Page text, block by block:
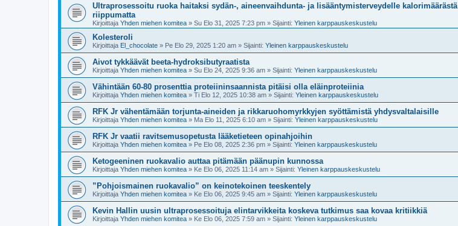
Ultraprosessoitu ruoka haitaksi sydän-, aineenvaihdunta- ja lisääntymisterveydelle kalorimäärästä
riippumatta
Kirjoittaja Yhden miehen komitea » Su Elo 31, 2025 7:23 pm » Sijainti: Yleinen karppauskeskustelu
Kolesteroli
Kirjoittaja El_chocolate » Pe Elo 29, 2025 1:20 am » Sijainti: Yleinen karppauskeskustelu
Aivot tykkäävät beeta-hydroksibutyraatista
Kirjoittaja Yhden miehen komitea » Su Elo 24, 2025 9:36 am » Sijainti: Yleinen karppauskeskustelu
Vähintään 60-80 prosenttia proteiininsaannista pitäisi olla eläinproteiinia
Kirjoittaja Yhden miehen komitea » Ti Elo 12, 2025 10:38 am » Sijainti: Yleinen karppauskeskustelu
RFK Jr vähentämään torjunta-aineiden ja rikkaruohomyrkkyjen syöttämistä yhdysvaltalaisille
Kirjoittaja Yhden miehen komitea » Ma Elo 11, 2025 6:10 am » Sijainti: Yleinen karppauskeskustelu
RFK Jr vaatii ravitsemusopetusta lääketieteen opinahjoihin
Kirjoittaja Yhden miehen komitea » Pe Elo 08, 2025 2:36 pm » Sijainti: Yleinen karppauskeskustelu
Ketogeeninen ruokavalio auttaa pitämään päänupin kunnossa
Kirjoittaja Yhden miehen komitea » Ke Elo 06, 2025 11:14 am » Sijainti: Yleinen karppauskeskustelu
”Pohjoismainen ruokavalio” on keinotekoinen teeskentely
Kirjoittaja Yhden miehen komitea » Ke Elo 06, 2025 9:45 am » Sijainti: Yleinen karppauskeskustelu
Kevin Hallin uusin ultraprosessoituja elintarvikkeita koskeva tutkimus saa kovaa kritiikkiä
Kirjoittaja Yhden miehen komitea » Ke Elo 06, 2025 7:59 am » Sijainti: Yleinen karppauskeskustelu